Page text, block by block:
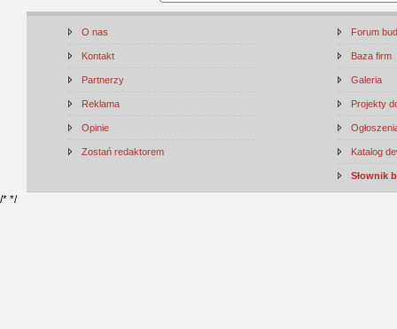
O nas
Kontakt
Partnerzy
Reklama
Opinie
Zostań redaktorem
Forum
Baza firm
Galeria
Projekty
Katalog
Słownik
/* */